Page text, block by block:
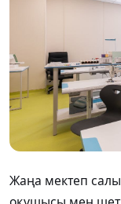
Жаңа мектеп